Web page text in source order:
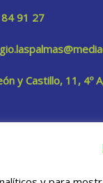
91 27
y Castillo, 11, 4º